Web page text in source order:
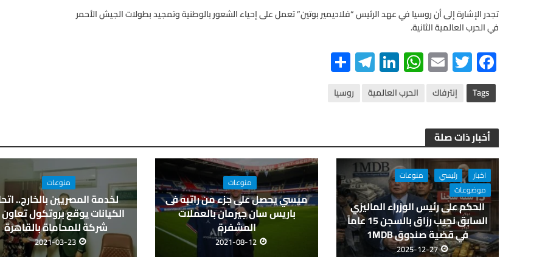
تجدر الإشارة إلى أن روسيا في عهد الرئيس “فلاديمير بوتين” تعمل على إحياء الشعور بالوطنية وتمجيد بطولات الجيش الأحمر
في الحرب العالمية الثانية.
F
ac
e
b
o
o
k
T
wi
tt
er
E
m
ail
W
h
at
A
p
p
Li
n
ke
n
Te
le
gr
m
S
h Tags إنترفاك الحرب العالمية روسيا
أخبار ذات صلة
اخبار رئيسي
منوعات
موضوعات
الحكم على رئيس الوزراء الماليزي
السابق نجيب رزاق بالسجن 15 عاماً
في قضية صندوق 1MDB
2025-12-27
منوعات
ميسي يحصل على جزء من راتبه فى
باريس سان جيرمان بالعملات
المشفرة
2021-08-12
منوعات
لخدمة المصريين بالخارج..
الكيانات يوقع بروتكول
شركة للمحاماة بالقاهرة
2021-03-23